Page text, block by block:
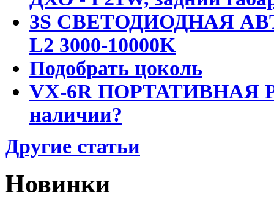
3S СВЕТОДИОДНАЯ
L2 3000-10000K
Подобрать цоколь
VX-6R ПОРТАТИВНАЯ
наличии?
Другие статьи
Новинки